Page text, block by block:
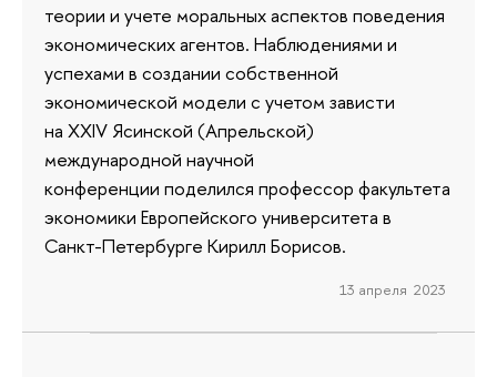
теории и учете моральных аспектов поведения
экономических агентов. Наблюдениями и
успехами в создании собственной
экономической модели с учетом зависти
на XXIV Ясинской (Апрельской)
международной научной
конференции поделился профессор факультета
экономики Европейского университета в
Санкт-Петербурге Кирилл Борисов.
13 апреля 2023